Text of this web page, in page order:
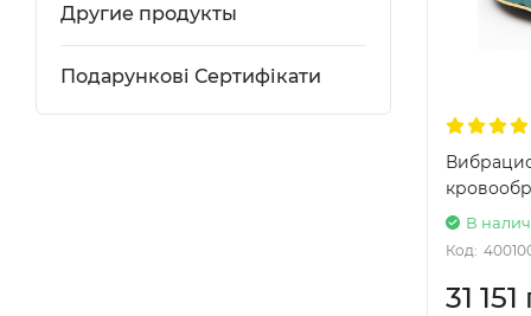
Другие продукты
Подарункові Сертифікати
В
Код:
31